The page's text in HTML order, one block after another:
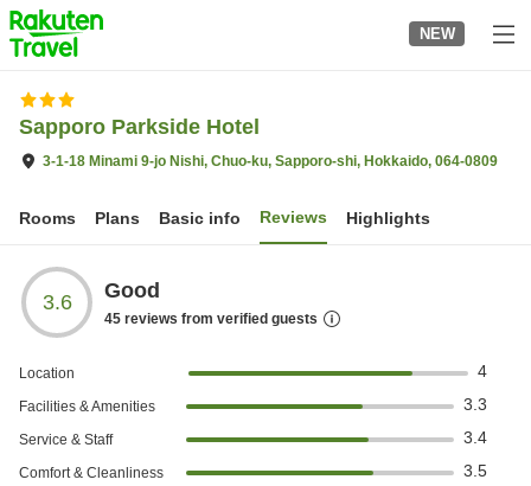
to
top
page
NEW
Sapporo Parkside Hotel
3-1-18 Minami 9-jo Nishi, Chuo-ku, Sapporo-shi, Hokkaido, 064-0809
Rooms Plans Basic info Reviews Highlights
3.6 Good
45 reviews from verified guests
Location 4
Facilities & Amenities 3.3
Service & Staff 3.4
Comfort & Cleanliness 3.5